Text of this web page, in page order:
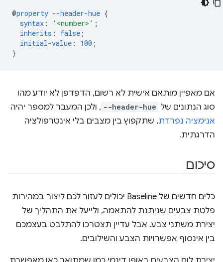
@property --header-hue {
syntax : '<number>' ;
inherits : false ;
initial-value : 100 ;
}
אם מאפיין מותאם אישית לא רשום, הדפדפן לא יודע מהו
סוג הנתונים של --header-hue , ולכן המעבר למספר יהיה
אנימציה נפרדת, שתקפוץ בין מצבים בלי אינטרפולציה
הדרגתית.
סיכום
כלים חדשים של Baseline יכולים לעזור לכם ליצור במהירות
פלטת צבעים שניתנת להתאמה, ולייעל את התהליך של
יצירת משתני צבע. אבל עדיין תצטרכו להתלבט בעצמכם
בין אינסוף אפשרויות הצבע והשילובים.